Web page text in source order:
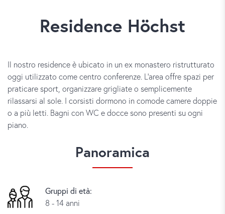
Residence Höchst
Il nostro residence è ubicato in un ex monastero ristrutturato
oggi utilizzato come centro conferenze. L’area offre spazi per
praticare sport, organizzare grigliate o semplicemente
rilassarsi al sole. I corsisti dormono in comode camere doppie
o a più letti. Bagni con WC e docce sono presenti su ogni
piano.
Panoramica
Gruppi di età:
8 - 14 anni